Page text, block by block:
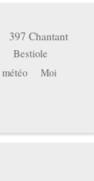
397 Chantant
Bestiole
météo Moi